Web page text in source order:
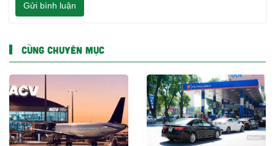
Gửi bình luận
CÙNG CHUYÊN MỤC